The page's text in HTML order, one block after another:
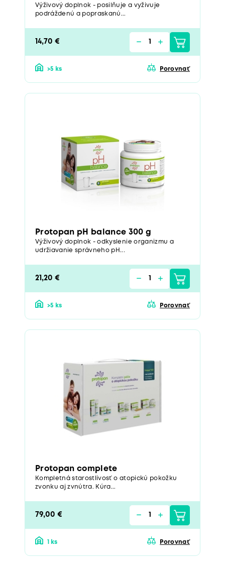
Výživový doplnok - posilňuje a vyživuje
podráždenú a popraskanú...
14,70 €
>5 ks Porovnať
Protopan pH balance 300 g
Výživový doplnok - odkyslenie organizmu a
udržiavanie správneho pH...
21,20 €
>5 ks Porovnať
Protopan complete
Kompletná starostlivosť o atopickú pokožku
zvonku aj zvnútra. Kúra...
79,00 €
1 ks Porovnať